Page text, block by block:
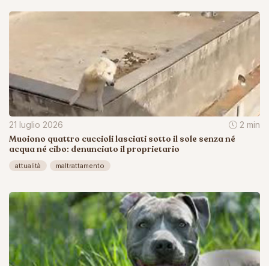
21 luglio 2026 2 min
Muoiono quattro cuccioli lasciati sotto il sole senza né
acqua né cibo: denunciato il proprietario
attualità maltrattamento